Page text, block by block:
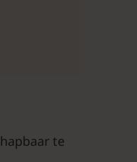
te